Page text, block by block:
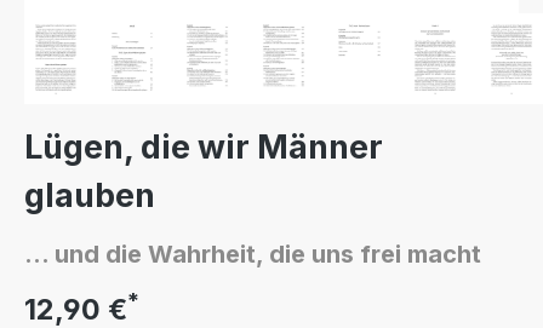
Lügen, die wir Männer
glauben
... und die Wahrheit, die uns frei macht
12,90 €*